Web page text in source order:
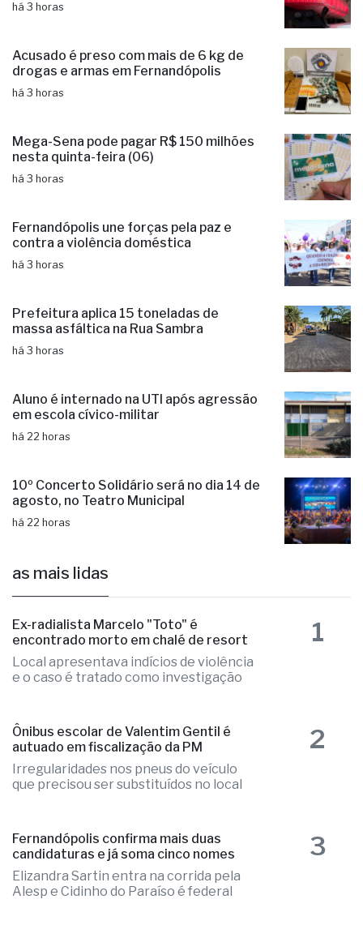
há 3 horas
Acusado é preso com mais de 6 kg de
drogas e armas em Fernandópolis
há 3 horas
Mega-Sena pode pagar R$ 150 milhões
nesta quinta-feira (06)
há 3 horas
Fernandópolis une forças pela paz e
contra a violência doméstica
há 3 horas
Prefeitura aplica 15 toneladas de
massa asfáltica na Rua Sambra
há 3 horas
Aluno é internado na UTI após agressão
em escola cívico-militar
há 22 horas
10º Concerto Solidário será no dia 14 de
agosto, no Teatro Municipal
há 22 horas
as mais lidas
Ex-radialista Marcelo "Toto" é
encontrado morto em chalé de resort
Local apresentava indícios de violência
e o caso é tratado como investigação
1
Ônibus escolar de Valentim Gentil é
autuado em fiscalização da PM
Irregularidades nos pneus do veículo
que precisou ser substituídos no local
2
Fernandópolis confirma mais duas
candidaturas e já soma cinco nomes
Elizandra Sartin entra na corrida pela
Alesp e Cidinho do Paraíso é federal
3